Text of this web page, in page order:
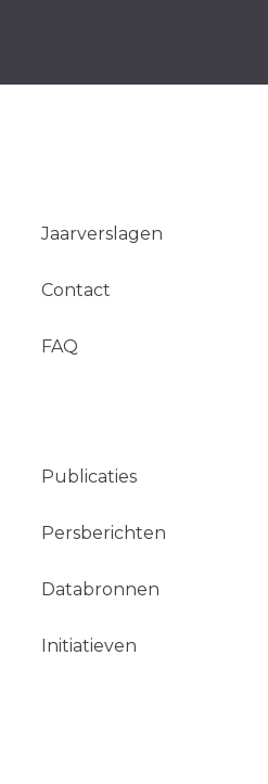
Jaarverslagen
Contact
FAQ
Publicaties
Persberichten
Databronnen
Initiatieven